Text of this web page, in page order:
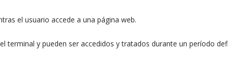
el usuario accede a una página web.
terminal y pueden ser accedidos y tratados durante un período